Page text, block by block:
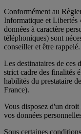
Conformément au
Informatique et Libertés
données à caractère
téléphoniques) sont
conseiller et être rappelé.
Les destinataires de ces
strict cadre des finalités
habilités du prestataire
France).
Vous disposez d'un
vos données
Sous certaines